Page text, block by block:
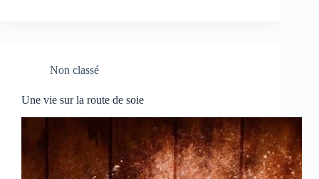
Non classé
Une vie sur la route de soie